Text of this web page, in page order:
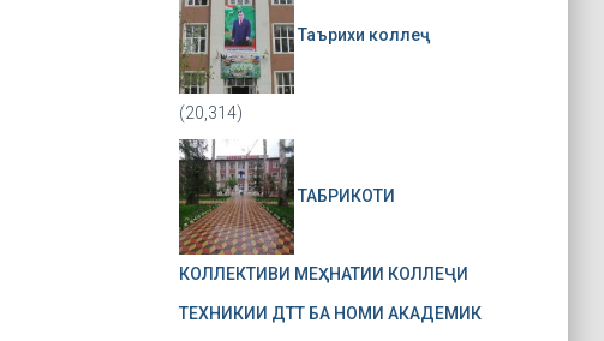
Таърихи коллеҷ
(20,314)
ТАБРИКОТИ
КОЛЛЕКТИВИ МЕҲНАТИИ КОЛЛЕҶИ
ТЕХНИКИИ ДТТ БА НОМИ АКАДЕМИК